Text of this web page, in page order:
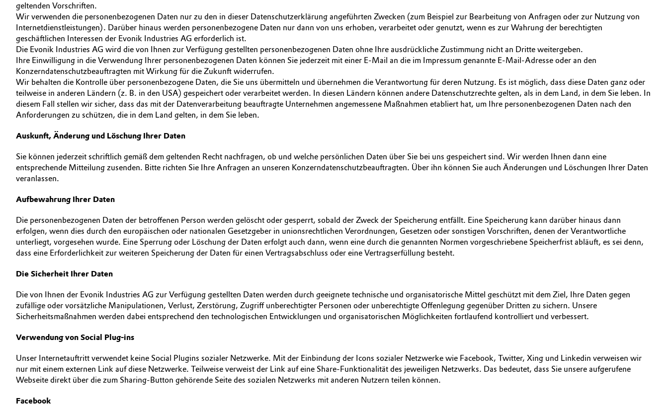
geltenden Vorschriften.
Wir verwenden die personenbezogenen Daten nur zu den in dieser Datenschutzerklärung angeführten Zwecken (zum Beispiel zur Bearbeitung von Anfragen oder zur Nutzung von
Internetdienstleistungen). Darüber hinaus werden personenbezogene Daten nur dann von uns erhoben, verarbeitet oder genutzt, wenn es zur Wahrung der berechtigten
geschäftlichen Interessen der Evonik Industries AG erforderlich ist.
Die Evonik Industries AG wird die von Ihnen zur Verfügung gestellten personenbezogenen Daten ohne Ihre ausdrückliche Zustimmung nicht an Dritte weitergeben.
Ihre Einwilligung in die Verwendung Ihrer personenbezogenen Daten können Sie jederzeit mit einer E-Mail an die im Impressum genannte E-Mail-Adresse oder an den
Konzerndatenschutzbeauftragten mit Wirkung für die Zukunft widerrufen.
Wir behalten die Kontrolle über personenbezogene Daten, die Sie uns übermitteln und übernehmen die Verantwortung für deren Nutzung. Es ist möglich, dass diese Daten ganz oder
teilweise in anderen Ländern (z. B. in den USA) gespeichert oder verarbeitet werden. In diesen Ländern können andere Datenschutzrechte gelten, als in dem Land, in dem Sie leben. In
diesem Fall stellen wir sicher, dass das mit der Datenverarbeitung beauftragte Unternehmen angemessene Maßnahmen etabliert hat, um Ihre personenbezogenen Daten nach den
Anforderungen zu schützen, die in dem Land gelten, in dem Sie leben.
Auskunft, Änderung und Löschung Ihrer Daten
Sie können jederzeit schriftlich gemäß dem geltenden Recht nachfragen, ob und welche persönlichen Daten über Sie bei uns gespeichert sind. Wir werden Ihnen dann eine
entsprechende Mitteilung zusenden. Bitte richten Sie Ihre Anfragen an unseren Konzerndatenschutzbeauftragten. Über ihn können Sie auch Änderungen und Löschungen Ihrer Daten
veranlassen.
Aufbewahrung Ihrer Daten
Die personenbezogenen Daten der betroffenen Person werden gelöscht oder gesperrt, sobald der Zweck der Speicherung entfällt. Eine Speicherung kann darüber hinaus dann
erfolgen, wenn dies durch den europäischen oder nationalen Gesetzgeber in unionsrechtlichen Verordnungen, Gesetzen oder sonstigen Vorschriften, denen der Verantwortliche
unterliegt, vorgesehen wurde. Eine Sperrung oder Löschung der Daten erfolgt auch dann, wenn eine durch die genannten Normen vorgeschriebene Speicherfrist abläuft, es sei denn,
dass eine Erforderlichkeit zur weiteren Speicherung der Daten für einen Vertragsabschluss oder eine Vertragserfüllung besteht.
Die Sicherheit Ihrer Daten
Die von Ihnen der Evonik Industries AG zur Verfügung gestellten Daten werden durch geeignete technische und organisatorische Mittel geschützt mit dem Ziel, Ihre Daten gegen
zufällige oder vorsätzliche Manipulationen, Verlust, Zerstörung, Zugriff unberechtigter Personen oder unberechtigte Offenlegung gegenüber Dritten zu sichern. Unsere
Sicherheitsmaßnahmen werden dabei entsprechend den technologischen Entwicklungen und organisatorischen Möglichkeiten fortlaufend kontrolliert und verbessert.
Verwendung von Social Plug-ins
Unser Internetauftritt verwendet keine Social Plugins sozialer Netzwerke. Mit der Einbindung der Icons sozialer Netzwerke wie Facebook, Twitter, Xing und Linkedin verweisen wir
nur mit einem externen Link auf diese Netzwerke. Teilweise verweist der Link auf eine Share-Funktionalität des jeweiligen Netzwerks. Das bedeutet, dass Sie unsere aufgerufene
Webseite direkt über die zum Sharing-Button gehörende Seite des sozialen Netzwerks mit anderen Nutzern teilen können.
Facebook